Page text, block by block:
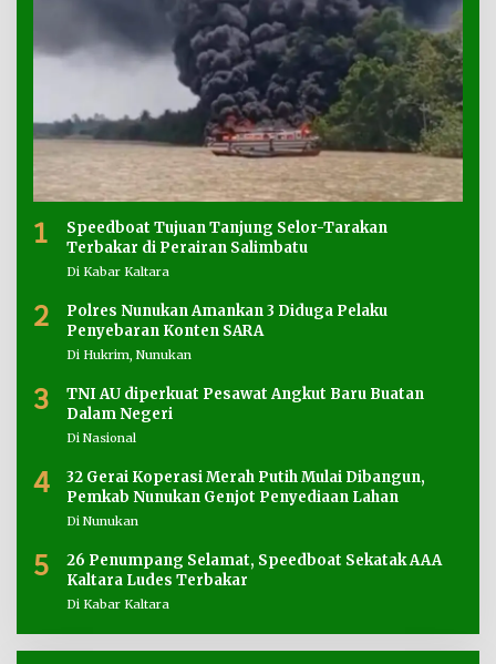
1
Speedboat Tujuan Tanjung Selor-Tarakan
Terbakar di Perairan Salimbatu
Di Kabar Kaltara
2
Polres Nunukan Amankan 3 Diduga Pelaku
Penyebaran Konten SARA
Di Hukrim, Nunukan
3
TNI AU diperkuat Pesawat Angkut Baru Buatan
Dalam Negeri
Di Nasional
4
32 Gerai Koperasi Merah Putih Mulai Dibangun,
Pemkab Nunukan Genjot Penyediaan Lahan
Di Nunukan
5
26 Penumpang Selamat, Speedboat Sekatak AAA
Kaltara Ludes Terbakar
Di Kabar Kaltara